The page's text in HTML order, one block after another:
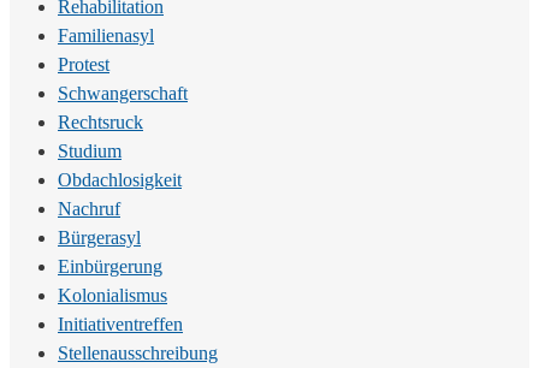
Rehabilitation
Familienasyl
Protest
Schwangerschaft
Rechtsruck
Studium
Obdachlosigkeit
Nachruf
Bürgerasyl
Einbürgerung
Kolonialismus
Initiativentreffen
Stellenausschreibung